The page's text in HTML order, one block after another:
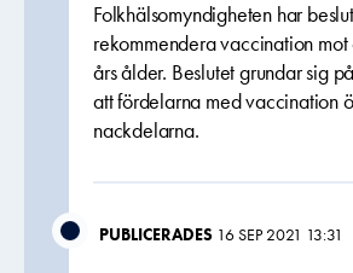
Folkhälsomyndigheten har
rekommendera vaccination
års ålder. Beslutet grundar sig
att fördelarna med vaccination
nackdelarna.
PUBLICERADES 16 SEP 2021 13:31